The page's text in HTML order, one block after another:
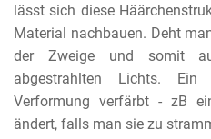
lässt sich diese
Material nachbauen. Deht
der Zweige und somit
abgestrahlten Lichts.
Verformung verfärbt - zB
ändert, falls man sie zu